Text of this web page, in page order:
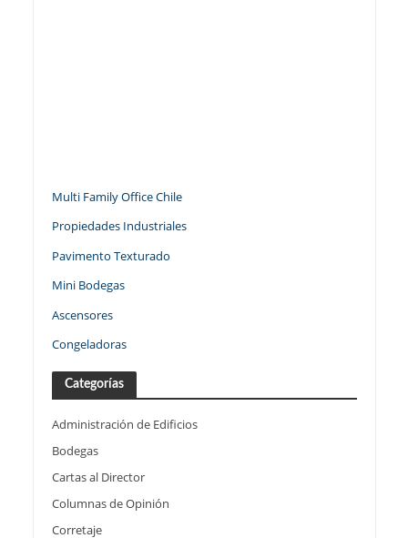
Multi Family Office Chile
Propiedades Industriales
Pavimento Texturado
Mini Bodegas
Ascensores
Congeladoras
Categorías
Administración de Edificios
Bodegas
Cartas al Director
Columnas de Opinión
Corretaje